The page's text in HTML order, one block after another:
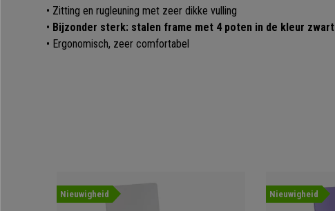
• Zitting en rugleuning met zeer dikke vulling
• Bijzonder sterk: stalen frame met 4 poten in de kleur zwart
• Ergonomisch, zeer comfortabel
Nieuwigheid Nieuwigheid